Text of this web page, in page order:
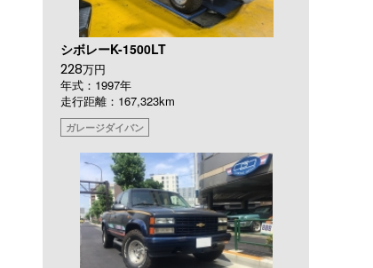
シボレーK-1500LT
228万円
年式：1997年
走行距離：167,323km
ガレージダイバン